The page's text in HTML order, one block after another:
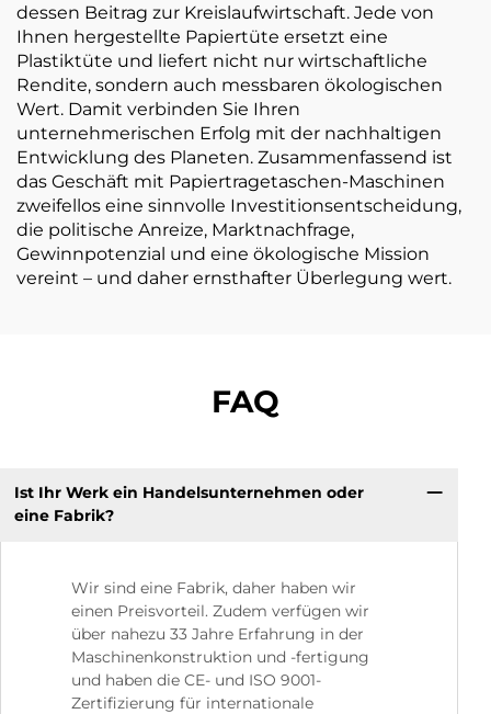
dessen Beitrag zur Kreislaufwirtschaft. Jede von
Ihnen hergestellte Papiertüte ersetzt eine
Plastiktüte und liefert nicht nur wirtschaftliche
Rendite, sondern auch messbaren ökologischen
Wert. Damit verbinden Sie Ihren
unternehmerischen Erfolg mit der nachhaltigen
Entwicklung des Planeten. Zusammenfassend ist
das Geschäft mit Papiertragetaschen-Maschinen
zweifellos eine sinnvolle Investitionsentscheidung,
die politische Anreize, Marktnachfrage,
Gewinnpotenzial und eine ökologische Mission
vereint – und daher ernsthafter Überlegung wert.
FAQ
Ist Ihr Werk ein Handelsunternehmen oder
eine Fabrik?
Wir sind eine Fabrik, daher haben wir
einen Preisvorteil. Zudem verfügen wir
über nahezu 33 Jahre Erfahrung in der
Maschinenkonstruktion und -fertigung
und haben die CE- und ISO 9001-
Zertifizierung für internationale